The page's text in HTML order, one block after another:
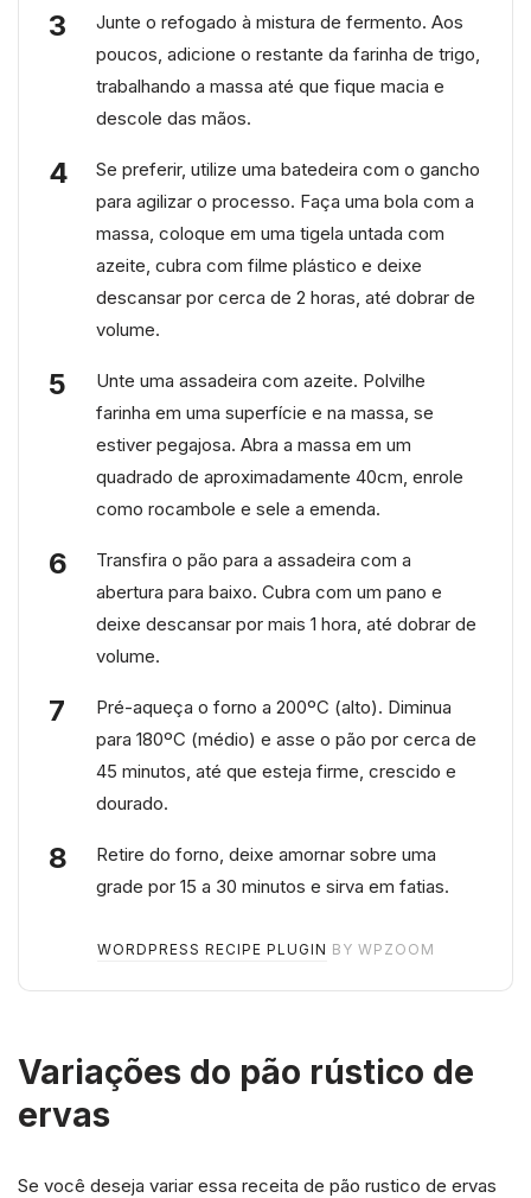
Junte o refogado à mistura de fermento. Aos
poucos, adicione o restante da farinha de trigo,
trabalhando a massa até que fique macia e
descole das mãos.
Se preferir, utilize uma batedeira com o gancho
para agilizar o processo. Faça uma bola com a
massa, coloque em uma tigela untada com
azeite, cubra com filme plástico e deixe
descansar por cerca de 2 horas, até dobrar de
volume.
Unte uma assadeira com azeite. Polvilhe
farinha em uma superfície e na massa, se
estiver pegajosa. Abra a massa em um
quadrado de aproximadamente 40cm, enrole
como rocambole e sele a emenda.
Transfira o pão para a assadeira com a
abertura para baixo. Cubra com um pano e
deixe descansar por mais 1 hora, até dobrar de
volume.
Pré-aqueça o forno a 200ºC (alto). Diminua
para 180ºC (médio) e asse o pão por cerca de
45 minutos, até que esteja firme, crescido e
dourado.
Retire do forno, deixe amornar sobre uma
grade por 15 a 30 minutos e sirva em fatias.
WORDPRESS RECIPE PLUGIN BY WPZOOM
Variações do pão rústico de
ervas
Se você deseja variar essa receita de pão rustico de ervas